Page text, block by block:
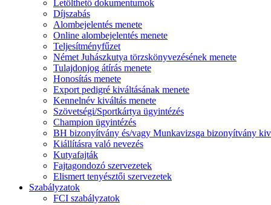
Letölthető dokumentumok
Díjszabás
Alombejelentés menete
Online alombejelentés menete
Teljesítményfűzet
Német Juhászkutya törzskönyvezésének menete
Tulajdonjog átírás menete
Honosítás menete
Export pedigré kiváltásának menete
Kennelnév kiváltás menete
Szövetségi/Sportkártya ügyintézés
Champion ügyintézés
BH bizonyítvány és/vagy Munkavizsga bizonyítvány
Kiállításra való nevezés
Kutyafajták
Fajtagondozó szervezetek
Elismert tenyésztői szervezetek
Szabályzatok
FCI szabályzatok